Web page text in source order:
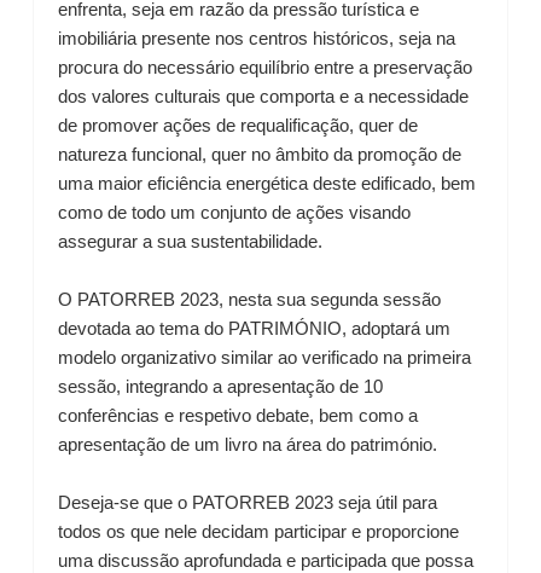
enfrenta, seja em razão da pressão turística e
imobiliária presente nos centros históricos, seja na
procura do necessário equilíbrio entre a preservação
dos valores culturais que comporta e a necessidade
de promover ações de requalificação, quer de
natureza funcional, quer no âmbito da promoção de
uma maior eficiência energética deste edificado, bem
como de todo um conjunto de ações visando
assegurar a sua sustentabilidade.
O PATORREB 2023, nesta sua segunda sessão
devotada ao tema do PATRIMÓNIO, adoptará um
modelo organizativo similar ao verificado na primeira
sessão, integrando a apresentação de 10
conferências e respetivo debate, bem como a
apresentação de um livro na área do património.
Deseja-se que o PATORREB 2023 seja útil para
todos os que nele decidam participar e proporcione
uma discussão aprofundada e participada que possa